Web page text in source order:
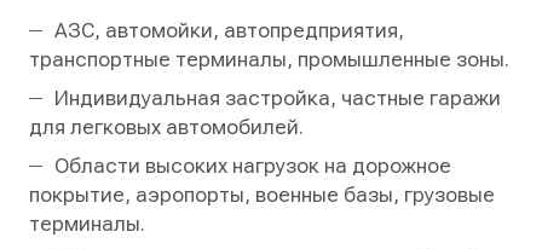
АЗС, автомойки, автопредприятия,
транспортные терминалы, промышленные зоны.
Индивидуальная застройка, частные гаражи
для легковых автомобилей.
Области высоких нагрузок на дорожное
покрытие, аэропорты, военные базы, грузовые
терминалы.